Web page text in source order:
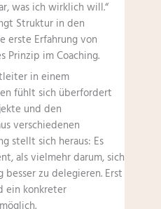
was ich wirklich will.“
Struktur in den
erste Erfahrung von
Prinzip im Coaching.
in einem
fühlt sich überfordert
und den
verschiedenen
stellt sich heraus: Es
als vielmehr darum, sich
zu delegieren. Erst
ein konkreter